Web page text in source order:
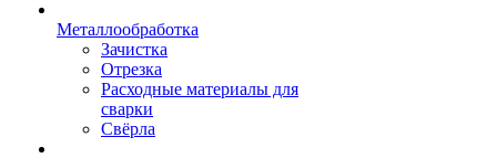
Металлообработка
Зачистка
Отрезка
Расходные материалы для
сварки
Свёрла